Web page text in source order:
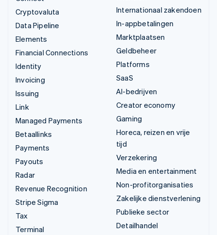
Cryptovaluta
Data Pipeline
Elements
Financial Connections
Identity
Invoicing
Issuing
Link
Managed Payments
Betaallinks
Payments
Payouts
Radar
Revenue Recognition
Stripe Sigma
Tax
Terminal
Internationaal zakendoen
In-appbetalingen
Marktplaatsen
Geldbeheer
Platforms
SaaS
AI-bedrijven
Creator economy
Gaming
Horeca, reizen en vrije
tijd
Verzekering
Media en entertainment
Non-profitorganisaties
Zakelijke dienstverlening
Publieke sector
Detailhandel